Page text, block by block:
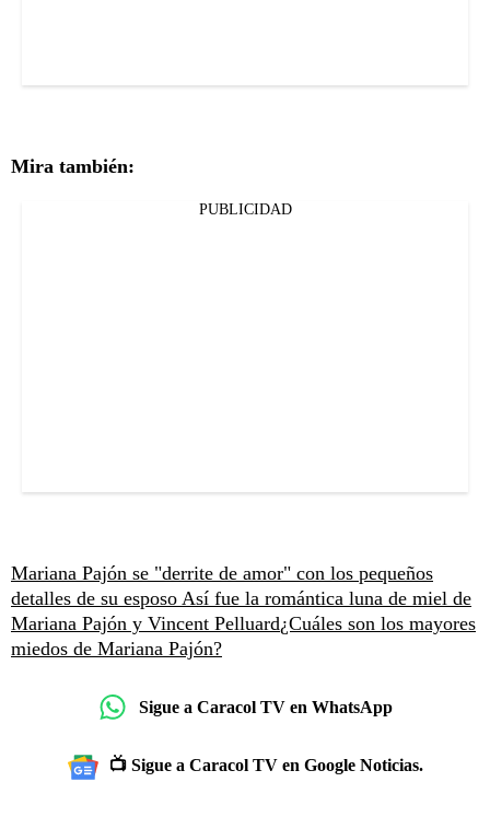
Mira también:
PUBLICIDAD
Mariana Pajón se "derrite de amor" con los pequeños
detalles de su esposo Así fue la romántica luna de miel de
Mariana Pajón y Vincent Pelluard¿Cuáles son los mayores
miedos de Mariana Pajón?
Sigue a Caracol TV en WhatsApp
📺 Sigue a Caracol TV en Google Noticias.